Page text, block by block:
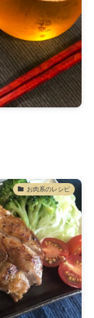
お肉系のレシピ